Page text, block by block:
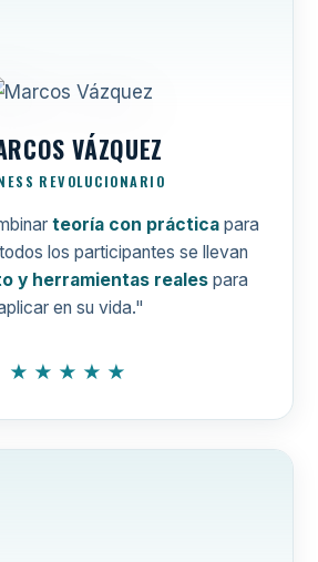
VÁZQUEZ
REVOLUCIONARIO
teoría con práctica para
los participantes se llevan
y herramientas realespara
en su vida."
★★★★★